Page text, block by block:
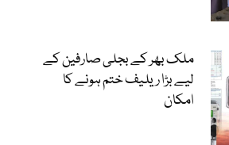
ملک بھر کے بجلی صارفین کے
لیے بڑا ریلیف ختم ہونے کا
امکان